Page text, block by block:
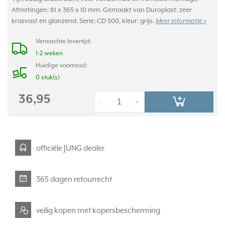
Afmetingen: 81 x 365 x 10 mm. Gemaakt van Duroplast: zeer
krasvast en glanzend. Serie: CD 500, kleur: grijs. Meer informatie »
Verwachte levertijd:
1-2 weken
Huidige voorraad:
0 stuk(s)
36,95 +
-
officiële JUNG dealer
365 dagen retourrecht
veilig kopen met kopersbescherming